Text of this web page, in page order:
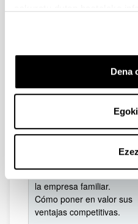
Dena
transición eficaz.
Talleres
La estrategia corporativa
Valoración específica de
la empresa familiar.
Cómo poner en valor sus
ventajas competitivas.